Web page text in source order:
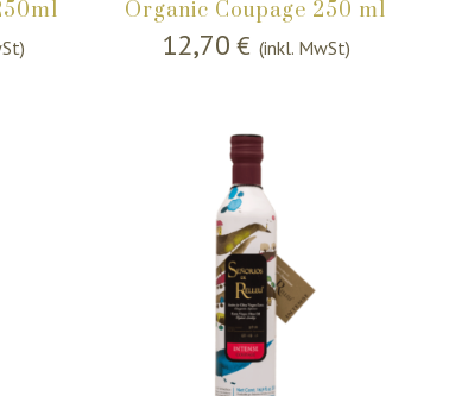
Organic Coupage 250 ml
12,70 € (inkl. MwSt)